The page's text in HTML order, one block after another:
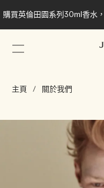
購買英倫田園系列30ml香水
主頁 關於我們